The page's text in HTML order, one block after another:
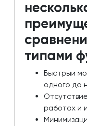
типами
Быстрый
одного до
работах и